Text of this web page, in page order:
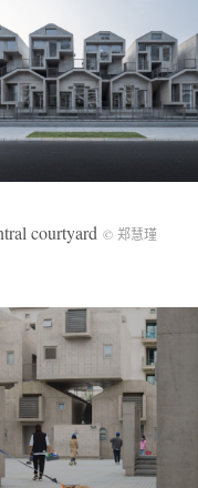
courtyard © 郑慧瑾